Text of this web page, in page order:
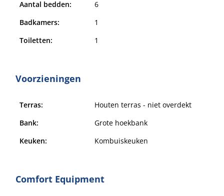
Aantal bedden:
6
Badkamers:
1
Toiletten:
1
Voorzieningen
Terras:
Houten terras - niet overdekt
Bank:
Grote hoekbank
Keuken:
Kombuiskeuken
Comfort Equipment